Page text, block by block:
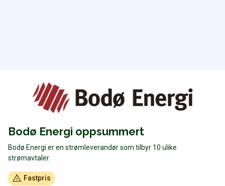
Bodø Energi oppsummert
Bodø Energi er en strømleverandør som tilbyr 10 ulike
strømavtaler.
Fastpris